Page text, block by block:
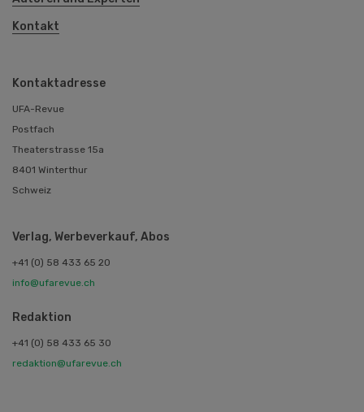
Kontakt
Kontaktadresse
UFA-Revue
Postfach
Theaterstrasse 15a
8401 Winterthur
Schweiz
Verlag, Werbeverkauf, Abos
+41 (0) 58 433 65 20
info@ufarevue.ch
Redaktion
+41 (0) 58 433 65 30
redaktion@ufarevue.ch